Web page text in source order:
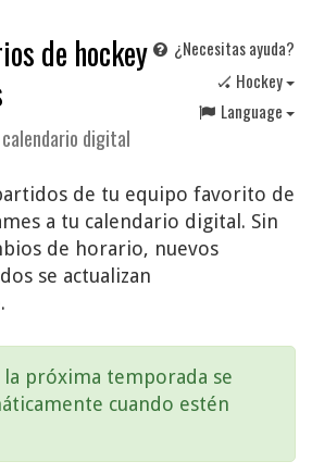
de hockey
digital
¿Necesitas ayuda?
🏑 Hockey
Language
de tu equipo favorito de
a tu calendario digital. Sin
de horario, nuevos
se actualizan
próxima temporada se
cuando estén